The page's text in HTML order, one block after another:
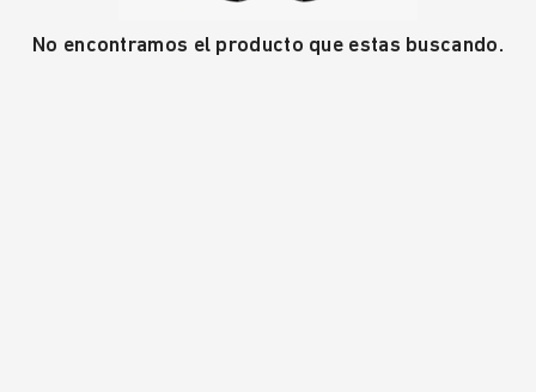
No encontramos el producto que estas buscando.